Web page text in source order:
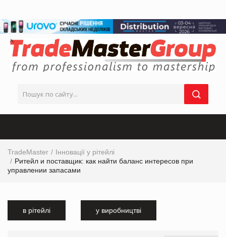
TradeMaster
Інновації у рітейлі
Ритейл и поставщик: как найти баланс интересов при
управлении запасами
в рітейлі у виробництві